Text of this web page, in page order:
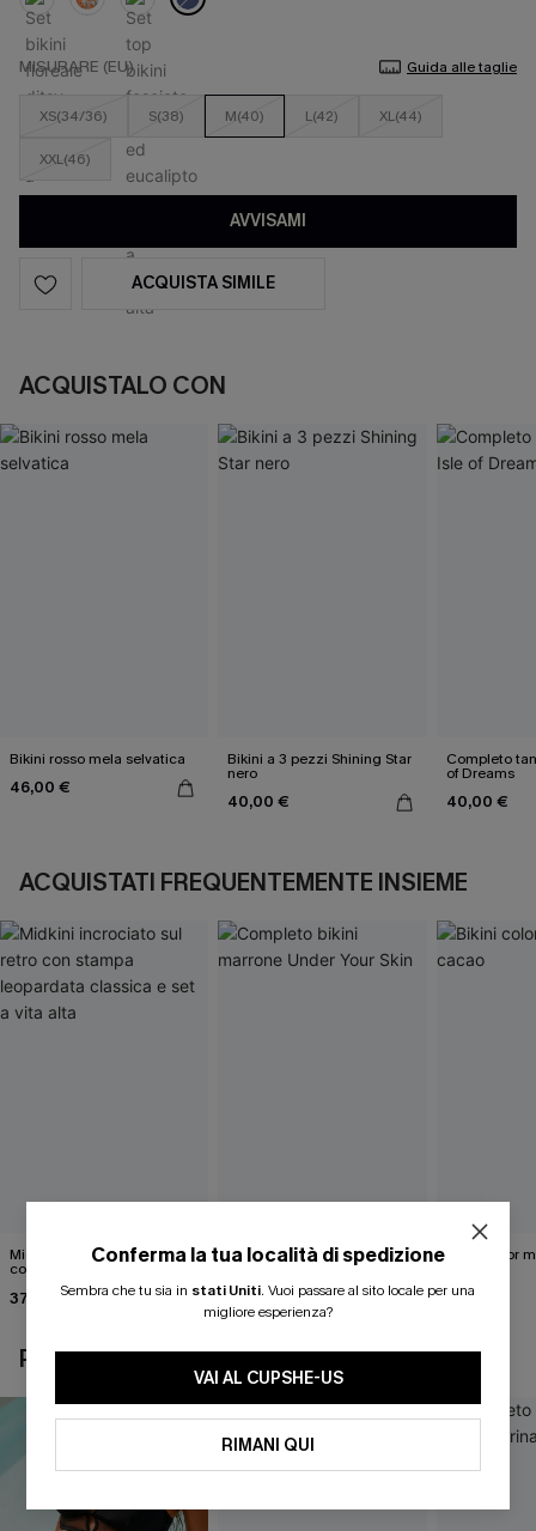
MISURARE (EU) Guida alle taglie
XS(34/36) S(38) M(40) L(42) XL(44)
XXL(46)
AVVISAMI
ACQUISTA SIMILE
ACQUISTALO CON
Bikini rosso mela selvatica
46,00 €
Bikini a 3 pezzi Shining Star
nero
40,00 €
Completo
of Dreams
40,00 €
ACQUISTATI FREQUENTEMENTE INSIEME
Midkini incrociato sul retro
con stampa leopardata
classica e set a vita alta
37,00 €
Completo bikini marrone
40,00 €
Bikini color
40,00 €
POTREBBE INTERESSARTI ANCHE
Conferma la tua località di spedizione
Sembra che tu sia in stati Uniti. Vuoi passare al sito locale per una
migliore esperienza?
VAI AL CUPSHE-US
RIMANI QUI